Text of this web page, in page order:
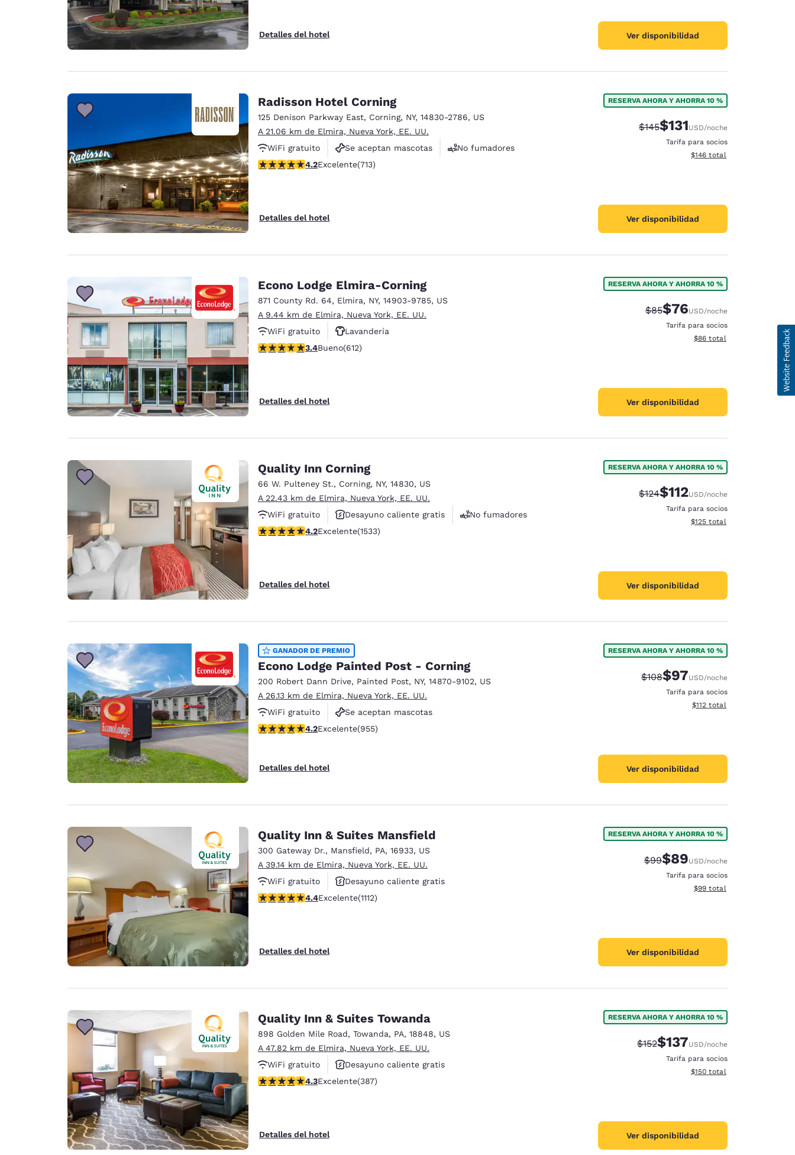
Detalles del hotel Ver disponibilidad
Radisson Hotel Corning
125 Denison Parkway East, Corning, NY, 14830-2786, US
A 21.06 km de Elmira, Nueva York, EE. UU.
WiFi gratuito
Se aceptan mascotas
No fumadores
calificación de 4.2 estrellas. Excelente. 713 reseñas
4.2Excelente(713)
Detalles del hotel
RESERVA AHORA Y AHORRA 10 %
Precio tachado:
$145Precio con descuento:
$131USD/noche
Tarifa para socios
Ver detalles del total
$146 total
Ver disponibilidad
Econo Lodge Elmira-Corning
871 County Rd. 64, Elmira, NY, 14903-9785, US
A 9.44 km de Elmira, Nueva York, EE. UU.
WiFi gratuito
Lavandería
Estacionamiento para camiones
calificación de 3.41 estrellas. Bueno. 612 reseñas
3.4Bueno(612)
Detalles del hotel
RESERVA AHORA Y AHORRA 10 %
Precio tachado:
$85Precio con descuento:
$76USD/noche
Tarifa para socios
Ver detalles del total
$86 total
Ver disponibilidad
Quality Inn Corning
66 W. Pulteney St., Corning, NY, 14830, US
A 22.43 km de Elmira, Nueva York, EE. UU.
WiFi gratuito
Desayuno caliente gratis
No fumadores
calificación de 4.23 estrellas. Excelente. 1533 reseñas
4.2Excelente(1533)
Detalles del hotel
RESERVA AHORA Y AHORRA 10 %
Precio tachado:
$124Precio con descuento:
$112USD/noche
Tarifa para socios
Ver detalles del total
$125 total
Ver disponibilidad
GANADOR DE PREMIO
Econo Lodge Painted Post - Corning
200 Robert Dann Drive, Painted Post, NY, 14870-9102, US
A 26.13 km de Elmira, Nueva York, EE. UU.
WiFi gratuito
Se aceptan mascotas
Estacionamiento para camiones
calificación de 4.21 estrellas. Excelente. 955 reseñas
4.2Excelente(955)
Detalles del hotel
RESERVA AHORA Y AHORRA 10 %
Precio tachado:
$108Precio con descuento:
$97USD/noche
Tarifa para socios
Ver detalles del total
$112 total
Ver disponibilidad
Quality Inn & Suites Mansfield
300 Gateway Dr., Mansfield, PA, 16933, US
A 39.14 km de Elmira, Nueva York, EE. UU.
WiFi gratuito
Desayuno caliente gratis
Se aceptan mascotas
calificación de 4.42 estrellas. Excelente. 1112 reseñas
4.4Excelente(1112)
Detalles del hotel
RESERVA AHORA Y AHORRA 10 %
Precio tachado:
$99Precio con descuento:
$89USD/noche
Tarifa para socios
Ver detalles del total
$99 total
Ver disponibilidad
Quality Inn & Suites Towanda
898 Golden Mile Road, Towanda, PA, 18848, US
A 47.82 km de Elmira, Nueva York, EE. UU.
WiFi gratuito
Desayuno caliente gratis
Se aceptan mascotas
calificación de 4.34 estrellas. Excelente. 387 reseñas
4.3Excelente(387)
Detalles del hotel
RESERVA AHORA Y AHORRA 10 %
Precio tachado:
$152Precio con descuento:
$137USD/noche
Tarifa para socios
Ver detalles del total
$150 total
Ver disponibilidad